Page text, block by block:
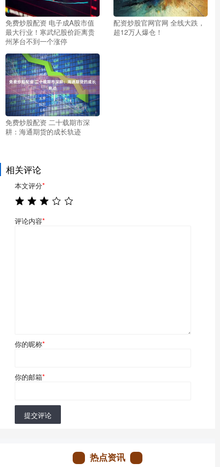
免费炒股配资 电子成A股市值
最大行业！寒武纪股价距离贵
州茅台不到一个涨停
配资炒股官网官网 全线大跌，
超12万人爆仓！
免费炒股配资 二十载期市深
耕：海通期货的成长轨迹
相关评论
本文评分*
评论内容*
你的昵称*
你的邮箱*
提交评论
热点资讯